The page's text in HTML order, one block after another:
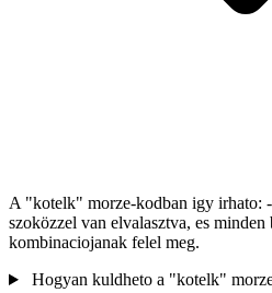
A "kotelk" morze-kodban igy irhato:
szoközzel van elvalasztva, es
kombinaciojanak felel meg.
Hogyan kuldheto a "kotelk"